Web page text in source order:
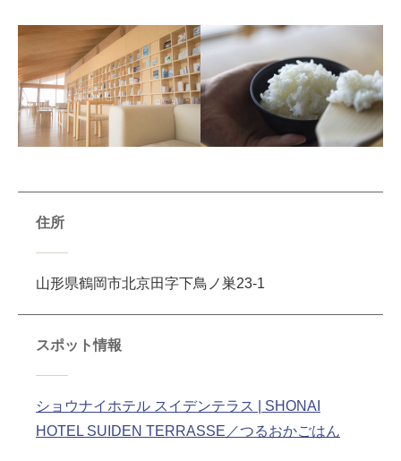
住所
山形県鶴岡市北京田字下鳥ノ巣23-1
スポット情報
ショウナイホテル スイデンテラス | SHONAI
HOTEL SUIDEN TERRASSE／つるおかごはん